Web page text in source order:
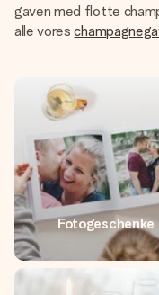
gaven med flotte
alle vores
Fotogeschenke